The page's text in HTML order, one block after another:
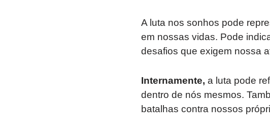
A luta nos sonhos pode
em nossas vidas. Pode
desafios que exigem nossa
Internamente, a luta pode
dentro de nós mesmos.
batalhas contra nossos